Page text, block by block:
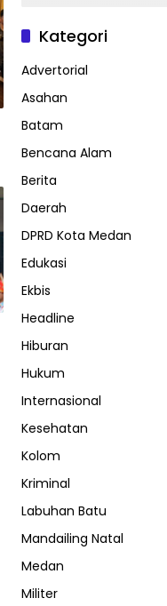
Kategori
Advertorial
Asahan
Batam
Bencana Alam
Berita
Daerah
DPRD Kota Medan
Edukasi
Ekbis
Headline
Hiburan
Hukum
Internasional
Kesehatan
Kolom
Kriminal
Labuhan Batu
Mandailing Natal
Medan
Militer